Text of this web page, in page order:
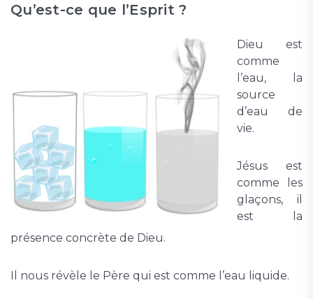
Qu’est-ce que l’Esprit ?
Dieu est
comme
l’eau, la
source
d’eau de
vie.
Jésus est
comme les
glaçons, il
est la
présence concrète de Dieu.
Il nous révèle le Père qui est comme l’eau liquide.